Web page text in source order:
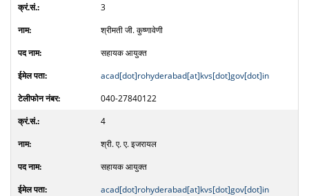
3
श्रीमती जी. कुष्णावेणी
सहायक आयुक्त
acad[dot]rohyderabad[at]kvs[dot]gov[dot]in
040-27840122
4
श्री. ए. ए. इजरायल
सहायक आयुक्त
acad[dot]rohyderabad[at]kvs[dot]gov[dot]in